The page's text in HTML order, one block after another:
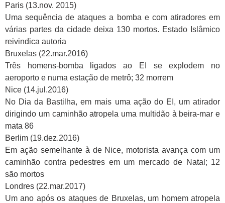
Paris (13.nov. 2015)
Uma sequência de ataques a bomba e com atiradores em
várias partes da cidade deixa 130 mortos. Estado Islâmico
reivindica autoria
Bruxelas (22.mar.2016)
Três homens-bomba ligados ao EI se explodem no
aeroporto e numa estação de metrô; 32 morrem
Nice (14.jul.2016)
No Dia da Bastilha, em mais uma ação do EI, um atirador
dirigindo um caminhão atropela uma multidão à beira-mar e
mata 86
Berlim (19.dez.2016)
Em ação semelhante à de Nice, motorista avança com um
caminhão contra pedestres em um mercado de Natal; 12
são mortos
Londres (22.mar.2017)
Um ano após os ataques de Bruxelas, um homem atropela